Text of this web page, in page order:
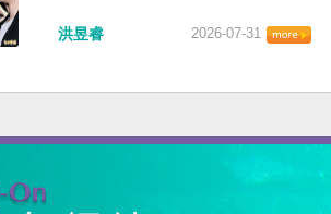
洪昱睿 2026-07-31